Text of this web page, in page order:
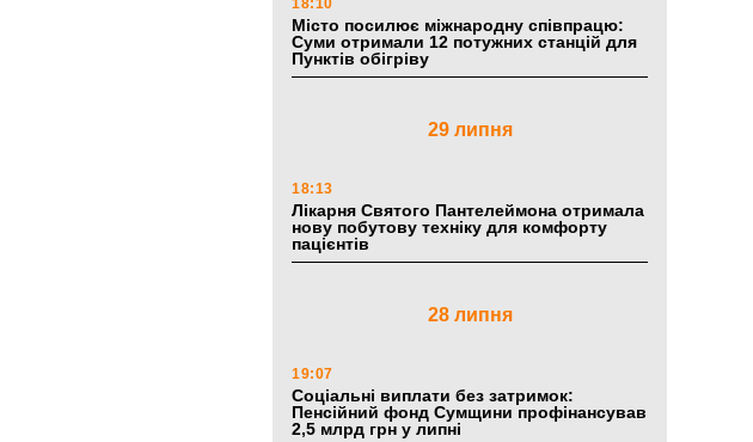
18:10
Місто посилює міжнародну співпрацю:
Суми отримали 12 потужних станцій для
Пунктів обігріву
29 липня
18:13
Лікарня Святого Пантелеймона отримала
нову побутову техніку для комфорту
пацієнтів
28 липня
19:07
Соціальні виплати без затримок:
Пенсійний фонд Сумщини профінансував
2,5 млрд грн у липні